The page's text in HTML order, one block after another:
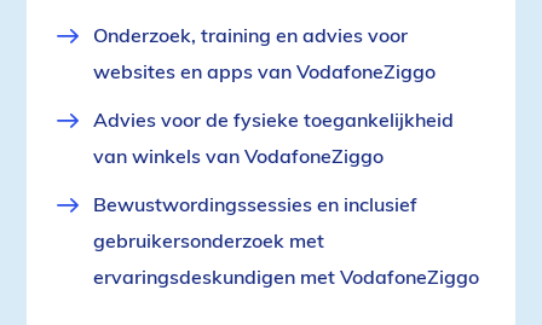
Onderzoek, training en advies voor
websites en apps van VodafoneZiggo
Advies voor de fysieke toegankelijkheid
van winkels van VodafoneZiggo
Bewustwordingssessies en inclusief
gebruikersonderzoek met
ervaringsdeskundigen met VodafoneZiggo